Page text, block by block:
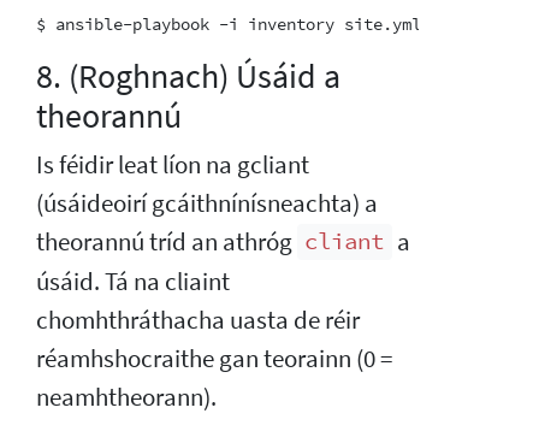
8. (Roghnach) Úsáid a
theorannú
Is féidir leat líon na gcliant
(úsáideoirí gcáithnínísneachta) a
theorannú tríd an athróg cliant a
úsáid. Tá na cliaint
chomhthráthacha uasta de réir
réamhshocraithe gan teorainn (0 =
neamhtheorann).